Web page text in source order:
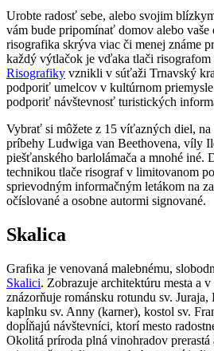
Urobte radosť sebe, alebo svojim
vám bude pripomínať domov alebo vaše
risografika skrýva viac či menej známe
každý výtlačok je vďaka tlači
Risografiky vznikli v súťaži Trnavský
podporiť umelcov v kultúrnom
podporiť návštevnosť turistických
Vybrať si môžete z 15 víťazných diel, na
príbehy Ludwiga van Beethovena, víly
piešťanského barlolámača a mnohé iné.
technikou tlače risograf v limitovanom
sprievodným informačným letákom na
očíslované a osobne autormi signované.
Skalica
Graﬁka je venovaná malebnému,
Skalici. Zobrazuje architektúru mesta a
znázorňuje románsku rotundu sv.
kaplnku sv. Anny (karner), kostol sv.
dopĺňajú návštevníci, ktorí mesto
Okolitá príroda plná vinohradov prerastá